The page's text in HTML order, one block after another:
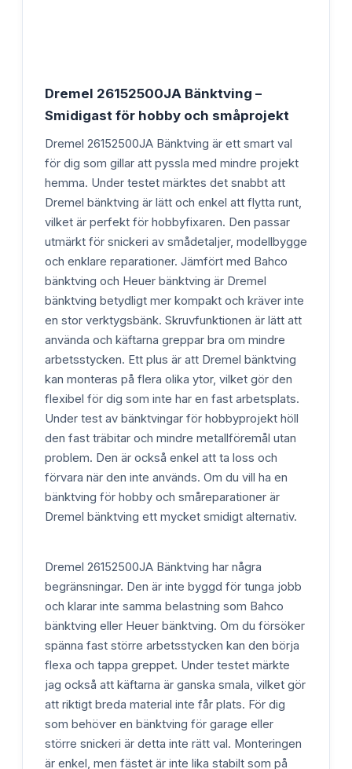
Dremel 26152500JA Bänktving –
Smidigast för hobby och småprojekt
Dremel 26152500JA Bänktving är ett smart val
för dig som gillar att pyssla med mindre projekt
hemma. Under testet märktes det snabbt att
Dremel bänktving är lätt och enkel att flytta runt,
vilket är perfekt för hobbyfixaren. Den passar
utmärkt för snickeri av smådetaljer, modellbygge
och enklare reparationer. Jämfört med Bahco
bänktving och Heuer bänktving är Dremel
bänktving betydligt mer kompakt och kräver inte
en stor verktygsbänk. Skruvfunktionen är lätt att
använda och käftarna greppar bra om mindre
arbetsstycken. Ett plus är att Dremel bänktving
kan monteras på flera olika ytor, vilket gör den
flexibel för dig som inte har en fast arbetsplats.
Under test av bänktvingar för hobbyprojekt höll
den fast träbitar och mindre metallföremål utan
problem. Den är också enkel att ta loss och
förvara när den inte används. Om du vill ha en
bänktving för hobby och småreparationer är
Dremel bänktving ett mycket smidigt alternativ.
Dremel 26152500JA Bänktving har några
begränsningar. Den är inte byggd för tunga jobb
och klarar inte samma belastning som Bahco
bänktving eller Heuer bänktving. Om du försöker
spänna fast större arbetsstycken kan den börja
flexa och tappa greppet. Under testet märkte
jag också att käftarna är ganska smala, vilket gör
att riktigt breda material inte får plats. För dig
som behöver en bänktving för garage eller
större snickeri är detta inte rätt val. Monteringen
är enkel, men fästet är inte lika stabilt som på